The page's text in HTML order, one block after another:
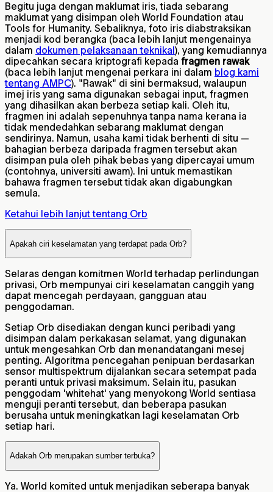
Begitu juga dengan maklumat iris, tiada sebarang
maklumat yang disimpan oleh World Foundation atau
Tools for Humanity. Sebaliknya, foto iris diabstraksikan
menjadi kod berangka (baca lebih lanjut mengenainya
dalam dokumen pelaksanaan teknikal ), yang kemudiannya
dipecahkan secara kriptografi kepada fragmen rawak
(baca lebih lanjut mengenai perkara ini dalam blog kami
tentang AMPC). "Rawak" di sini bermaksud, walaupun
imej iris yang sama digunakan sebagai input, fragmen
yang dihasilkan akan berbeza setiap kali. Oleh itu,
fragmen ini adalah sepenuhnya tanpa nama kerana ia
tidak mendedahkan sebarang maklumat dengan
sendirinya. Namun, usaha kami tidak berhenti di situ —
bahagian berbeza daripada fragmen tersebut akan
disimpan pula oleh pihak bebas yang dipercayai umum
(contohnya, universiti awam). Ini untuk memastikan
bahawa fragmen tersebut tidak akan digabungkan
semula.
Ketahui lebih lanjut tentang Orb
Apakah ciri keselamatan yang terdapat pada Orb?
Selaras dengan komitmen World terhadap perlindungan
privasi, Orb mempunyai ciri keselamatan canggih yang
dapat mencegah perdayaan, gangguan atau
penggodaman.
Setiap Orb disediakan dengan kunci peribadi yang
disimpan dalam perkakasan selamat, yang digunakan
untuk mengesahkan Orb dan menandatangani mesej
penting. Algoritma pencegahan penipuan berdasarkan
sensor multispektrum dijalankan secara setempat pada
peranti untuk privasi maksimum. Selain itu, pasukan
penggodam 'whitehat' yang menyokong World sentiasa
menguji peranti tersebut, dan beberapa pasukan
berusaha untuk meningkatkan lagi keselamatan Orb
setiap hari.
Adakah Orb merupakan sumber terbuka?
Ya. World komited untuk menjadikan seberapa banyak